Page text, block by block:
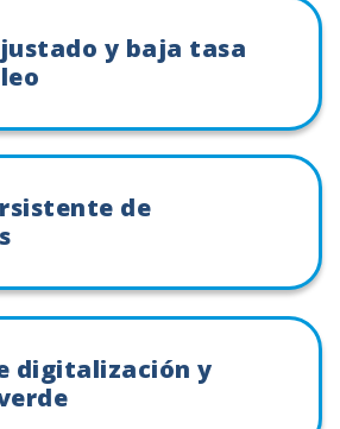
y baja tasa
de
digitalización y